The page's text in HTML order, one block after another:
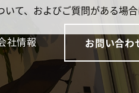
社情報 お問い合わ
て、およびご質問がある場